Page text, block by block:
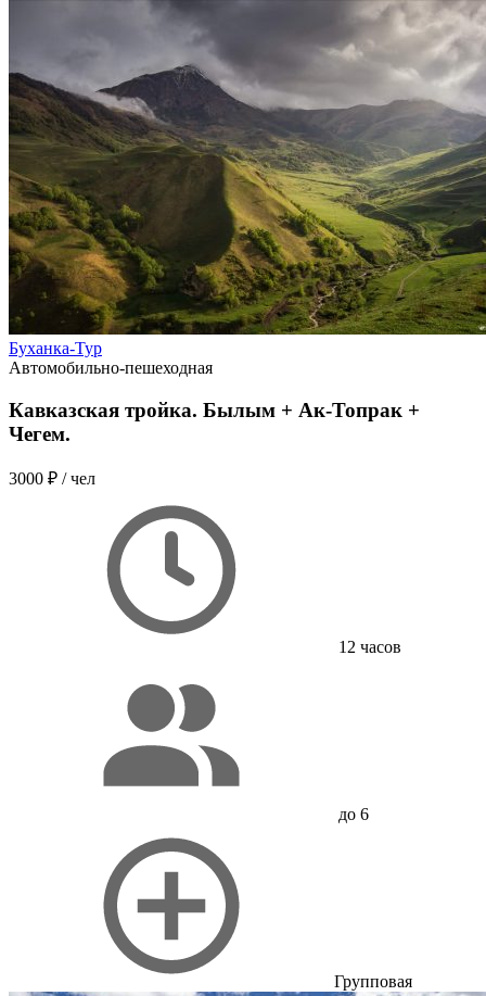
Буханка-Тур
Автомобильно-пешеходная
Кавказская тройка. Былым + Ак-Топрак +
Чегем.
3000 ₽ / чел
12 часов
до 6
Групповая